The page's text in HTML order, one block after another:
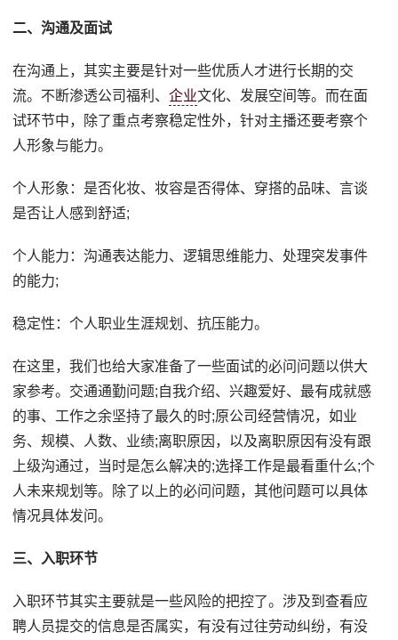
二、沟通及面试
在沟通上，其实主要是针对一些优质人才进行长期的交
流。不断渗透公司福利、企业文化、发展空间等。而在面
试环节中，除了重点考察稳定性外，针对主播还要考察个
人形象与能力。
个人形象：是否化妆、妆容是否得体、穿搭的品味、言谈
是否让人感到舒适;
个人能力：沟通表达能力、逻辑思维能力、处理突发事件
的能力;
稳定性：个人职业生涯规划、抗压能力。
在这里，我们也给大家准备了一些面试的必问问题以供大
家参考。交通通勤问题;自我介绍、兴趣爱好、最有成就感
的事、工作之余坚持了最久的时;原公司经营情况，如业
务、规模、人数、业绩;离职原因，以及离职原因有没有跟
上级沟通过，当时是怎么解决的;选择工作是最看重什么;个
人未来规划等。除了以上的必问问题，其他问题可以具体
情况具体发问。
三、入职环节
入职环节其实主要就是一些风险的把控了。涉及到查看应
聘人员提交的信息是否属实，有没有过往劳动纠纷，有没